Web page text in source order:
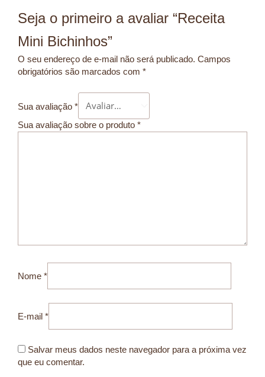
Seja o primeiro a avaliar “Receita
Mini Bichinhos”
O seu endereço de e-mail não será publicado. Campos
obrigatórios são marcados com *
Sua avaliação *
Sua avaliação sobre o produto *
Nome *
E-mail *
Salvar meus dados neste navegador para a próxima vez
que eu comentar.